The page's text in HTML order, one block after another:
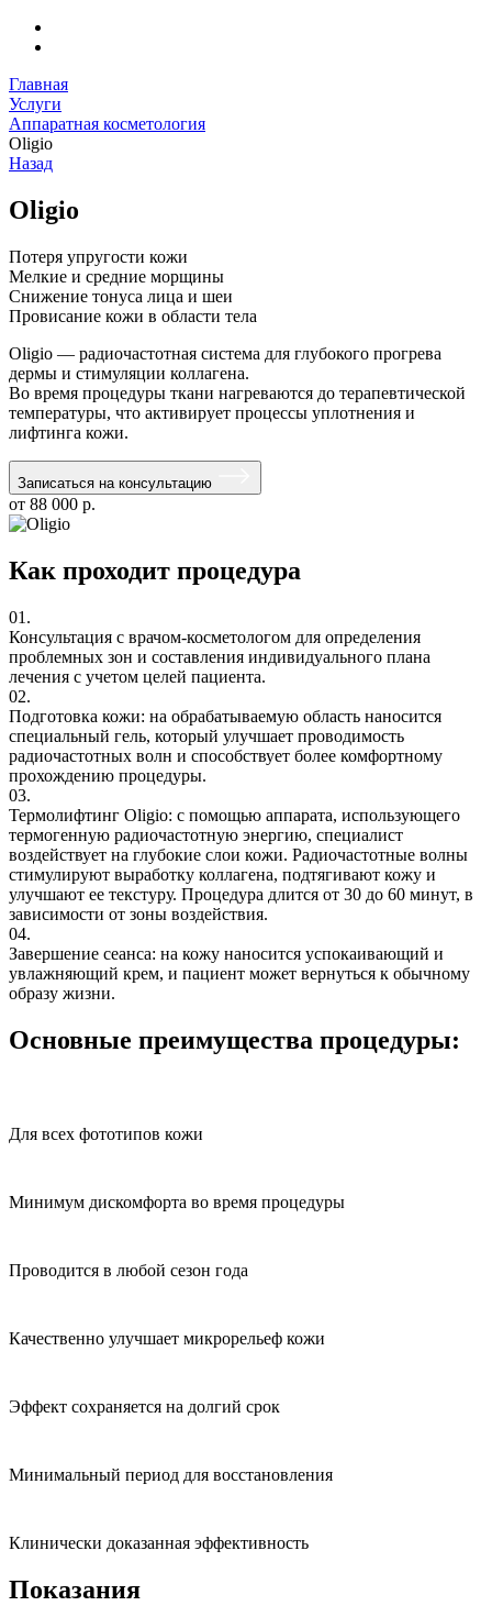
Главная
Услуги
Аппаратная косметология
Oligio
Назад
Oligio
Потеря упругости кожи
Мелкие и средние морщины
Снижение тонуса лица и шеи
Провисание кожи в области тела
Oligio — радиочастотная система для глубокого прогрева
дермы и стимуляции коллагена.
Во время процедуры ткани нагреваются до терапевтической
температуры, что активирует процессы уплотнения и
лифтинга кожи.
Записаться на консультацию
от 88 000 р.
Как проходит процедура
01.
Консультация с врачом-косметологом для определения
проблемных зон и составления индивидуального плана
лечения с учетом целей пациента.
02.
Подготовка кожи: на обрабатываемую область наносится
специальный гель, который улучшает проводимость
радиочастотных волн и способствует более комфортному
прохождению процедуры.
03.
Термолифтинг Oligio: с помощью аппарата, использующего
термогенную радиочастотную энергию, специалист
воздействует на глубокие слои кожи. Радиочастотные волны
стимулируют выработку коллагена, подтягивают кожу и
улучшают ее текстуру. Процедура длится от 30 до 60 минут, в
зависимости от зоны воздействия.
04.
Завершение сеанса: на кожу наносится успокаивающий и
увлажняющий крем, и пациент может вернуться к обычному
образу жизни.
Основные преимущества процедуры:
Для всех фототипов кожи
Минимум дискомфорта во время процедуры
Проводится в любой сезон года
Качественно улучшает микрорельеф кожи
Эффект сохраняется на долгий срок
Минимальный период для восстановления
Клинически доказанная эффективность
Показания